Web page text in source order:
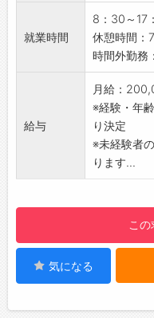
【求める人
・課題解決
・学び、前
・素直さ、
・行動力、
る
【ライフス
◎】
■在宅あん
妊娠等で出
■サポート
育児介護
半調整でき
選択検討で
◇施工管理
験に合格す
あり）
◆スケジュ
・実際の現
査
・材料調達
・工期の確認
間】で完成
◆工期スタ
・工事に必
・工事ス
・予算や費
就業時間
8：30～17
休憩時間：
時間外勤務
給与
月給：
※経験・年
り決定
※未経験者
ります...
こ
気になる